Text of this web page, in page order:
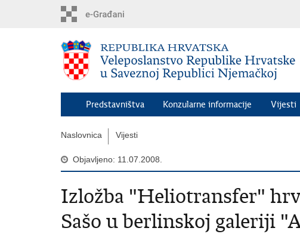
Predstavništva Konzularne informacije Vijesti
Naslovnica Vijesti
Objavljeno: 11.07.2008.
Izložba "Heliotransfer"
Sašo u berlinskoj galeriji